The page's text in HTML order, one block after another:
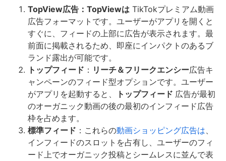
TopView広告：TopViewは TikTokプレミアム動画
広告フォーマットです。ユーザーがアプリを開くと
すぐに、フィードの上部に広告が表示されます。最
前面に掲載されるため、即座にインパクトのあるブ
ランド露出が可能です。
トップフィード ： リーチ＆フリークエンシー広告キ
ャンペーンのフィード型オプションです。ユーザー
がアプリを起動すると、
トップフィード 広告が最初
のオーガニック動画の後の最初のインフィード広告
枠を占めます。
標準フィード ：これらの動画ショッピング広告は
インフィードのスロットを占有し、ユーザーのフィ
ード上でオーガニック投稿とシームレスに並んで表